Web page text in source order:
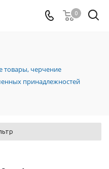
0
товары, черчение
принадлежностей